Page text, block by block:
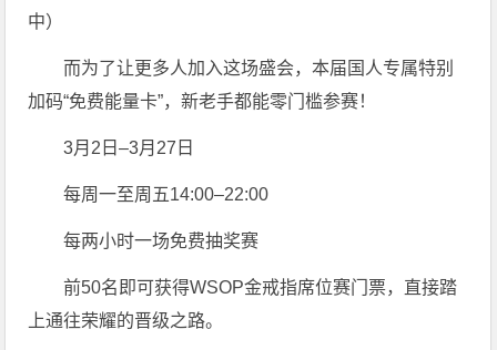
中）
而为了让更多人加入这场盛会，本届国人专属特别
加码“免费能量卡”，新老手都能零门槛参赛！
3月2日–3月27日
每周一至周五14:00–22:00
每两小时一场免费抽奖赛
前50名即可获得WSOP金戒指席位赛门票，直接踏
上通往荣耀的晋级之路。